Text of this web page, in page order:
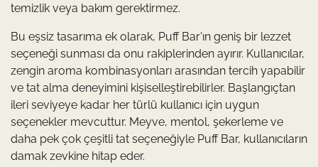
temizlik veya bakım gerektirmez.
Bu eşsiz tasarıma ek olarak, Puff Bar'ın geniş bir lezzet
seçeneği sunması da onu rakiplerinden ayırır. Kullanıcılar,
zengin aroma kombinasyonları arasından tercih yapabilir
ve tat alma deneyimini kişiselleştirebilirler. Başlangıçtan
ileri seviyeye kadar her türlü kullanıcı için uygun
seçenekler mevcuttur. Meyve, mentol, şekerleme ve
daha pek çok çeşitli tat seçeneğiyle Puff Bar, kullanıcıların
damak zevkine hitap eder.